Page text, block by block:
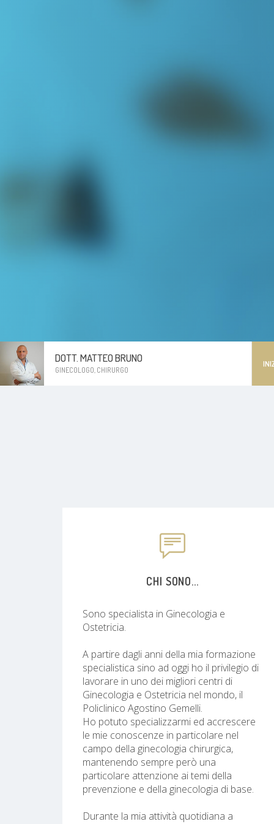
DOTT. MATTEO BRUNO
GINECOLOGO, CHIRURGO
CHI SONO...
Sono specialista in Ginecologia e
Ostetricia.
A partire dagli anni della mia formazione
specialistica sino ad oggi ho il privilegio di
lavorare in uno dei migliori centri di
Ginecologia e Ostetricia nel mondo, il
Policlinico Agostino Gemelli.
Ho potuto specializzarmi ed accrescere
le mie conoscenze in particolare nel
campo della ginecologia chirurgica,
mantenendo sempre però una
particolare attenzione ai temi della
prevenzione e della ginecologia di base.
Durante la mia attività quotidiana a